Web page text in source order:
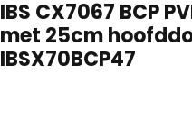
IBS CX7067 BCP
met 25cm
IBSX70BCP47